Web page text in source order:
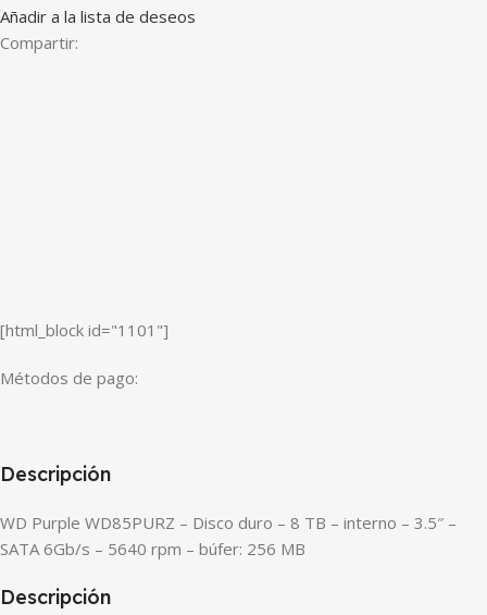
Añadir a la lista de deseos
Compartir:
[html_block id="1101"]
Métodos de pago:
Descripción
WD Purple WD85PURZ – Disco duro – 8 TB – interno – 3.5″ –
SATA 6Gb/s – 5640 rpm – búfer: 256 MB
Descripción